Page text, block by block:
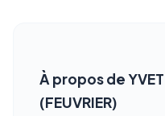
À propos de
(FEUVRIER)